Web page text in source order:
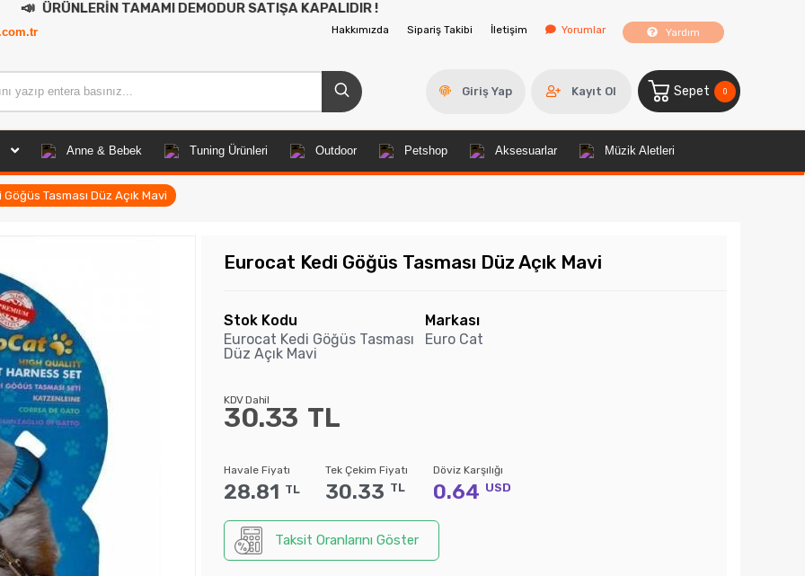
TAMAMI DEMODUR SATIŞA KAPALIDIR !
Hakkımızda Sipariş Takibi İletişim Yorumlar Yardım
Giriş Yap Kayıt Ol Sepet 0
Anne & Bebek Tuning Ürünleri Outdoor Petshop Aksesuarlar Müzik Aletleri
Tasması Düz Açık Mavi
Eurocat Kedi Göğüs Tasması Düz Açık Mavi
Stok Kodu
Eurocat Kedi Göğüs Tasması
Düz Açık Mavi
Markası
Euro Cat
30.33 TL
KDV Dahil
Havale Fiyatı
28.81 TL
Tek Çekim Fiyatı
30.33 TL
Döviz Karşılığı
0.64 USD
Taksit Oranlarını Göster